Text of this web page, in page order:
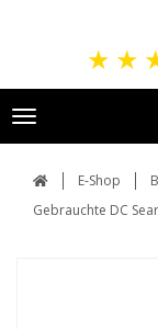
★ ★
Toggle
navigation
E-Shop
Gebrauchte DC